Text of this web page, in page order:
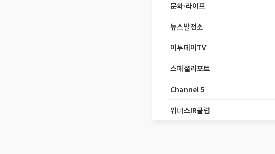
문화·라이프
뉴스발전소
이투데이TV
스페셜리포트
Channel 5
위너스IR클럽